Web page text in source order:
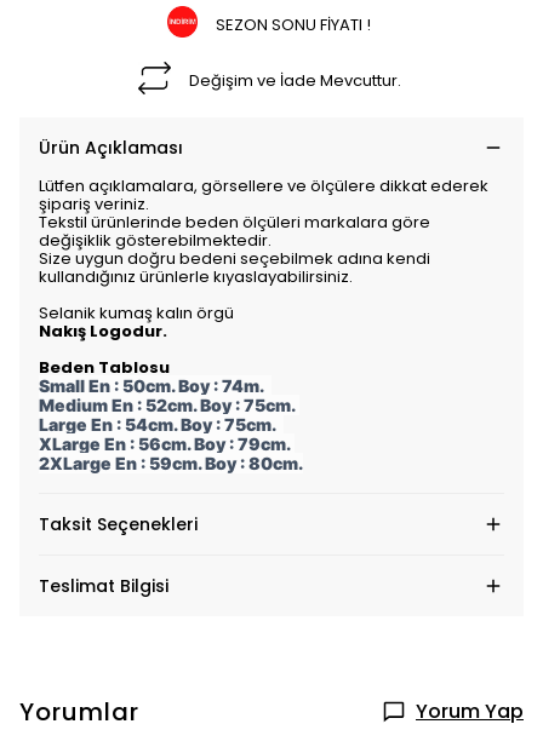
SEZON SONU FİYATI !
Değişim ve İade Mevcuttur.
Ürün Açıklaması
Lütfen açıklamalara, görsellere ve ölçülere dikkat ederek
şipariş veriniz.
Tekstil ürünlerinde beden ölçüleri markalara göre
değişiklik gösterebilmektedir.
Size uygun doğru bedeni seçebilmek adına kendi
kullandığınız ürünlerle kıyaslayabilirsiniz.
Selanik kumaş kalın örgü
Nakış Logodur.
Beden Tablosu
Small En : 50cm. Boy : 74m.
Medium En : 52cm. Boy : 75cm.
Large En : 54cm. Boy : 75cm.
XLarge En : 56cm. Boy : 79cm.
2XLarge En : 59cm. Boy : 80cm.
Taksit Seçenekleri
Teslimat Bilgisi
Yorumlar Yorum Yap